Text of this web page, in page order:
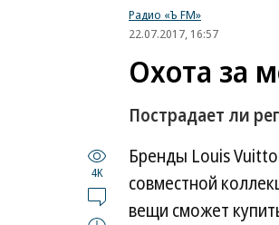
Радио «Ъ FM»
22.07.2017, 16:57
Охота за
Пострадает ли
4K
Бренды Louis
совместной
вещи сможет